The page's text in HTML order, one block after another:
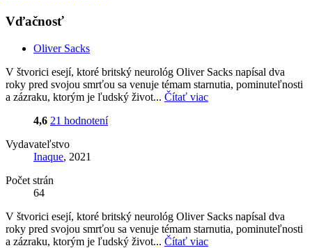
Vďačnosť
Oliver Sacks
V štvorici esejí, ktoré britský neurológ Oliver Sacks napísal dva
roky pred svojou smrťou sa venuje témam starnutia, pominuteľnosti
a zázraku, ktorým je ľudský život... Čítať viac
4,6 21 hodnotení
Vydavateľstvo
Inaque, 2021
Počet strán
64
V štvorici esejí, ktoré britský neurológ Oliver Sacks napísal dva
roky pred svojou smrťou sa venuje témam starnutia, pominuteľnosti
a zázraku, ktorým je ľudský život... Čítať viac